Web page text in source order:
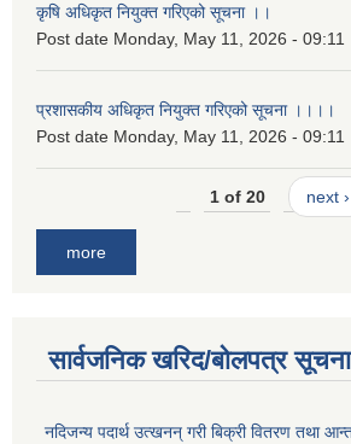
कृषि अधिकृत नियुक्त गरिएको सूचना ।।
Post date Monday, May 11, 2026 - 09:11
प्रशासकीय अधिकृत नियुक्त गरिएको सूचना ।।।।
Post date Monday, May 11, 2026 - 09:11
1 of 20 next ›
more
सार्वजनिक खरिद/बोलपत्र सूचना
नदिजन्य पदार्थ उत्खनन् गरी बिक्री वितरण तथा